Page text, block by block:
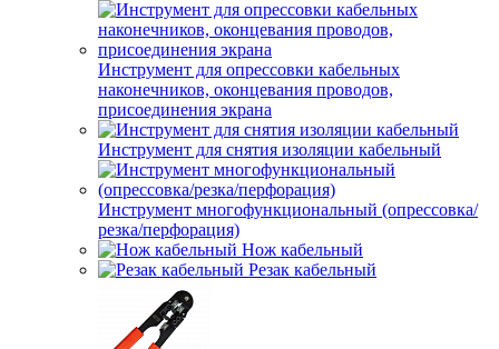
Инструмент для опрессовки кабельных
наконечников, оконцевания проводов,
присоединения экрана
Инструмент для снятия изоляции кабельный
Инструмент многофункциональный (опрессовка/
резка/перфорация)
Нож кабельный
Резак кабельный